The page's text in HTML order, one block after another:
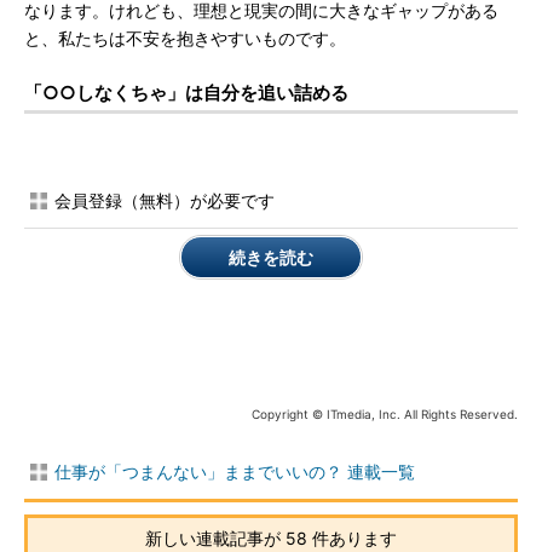
なります。けれども、理想と現実の間に大きなギャップがある
と、私たちは不安を抱きやすいものです。
「○○しなくちゃ」は自分を追い詰める
会員登録（無料）が必要です
続きを読む
Copyright © ITmedia, Inc. All Rights Reserved.
仕事が「つまんない」ままでいいの？ 連載一覧
新しい連載記事が 58 件あります